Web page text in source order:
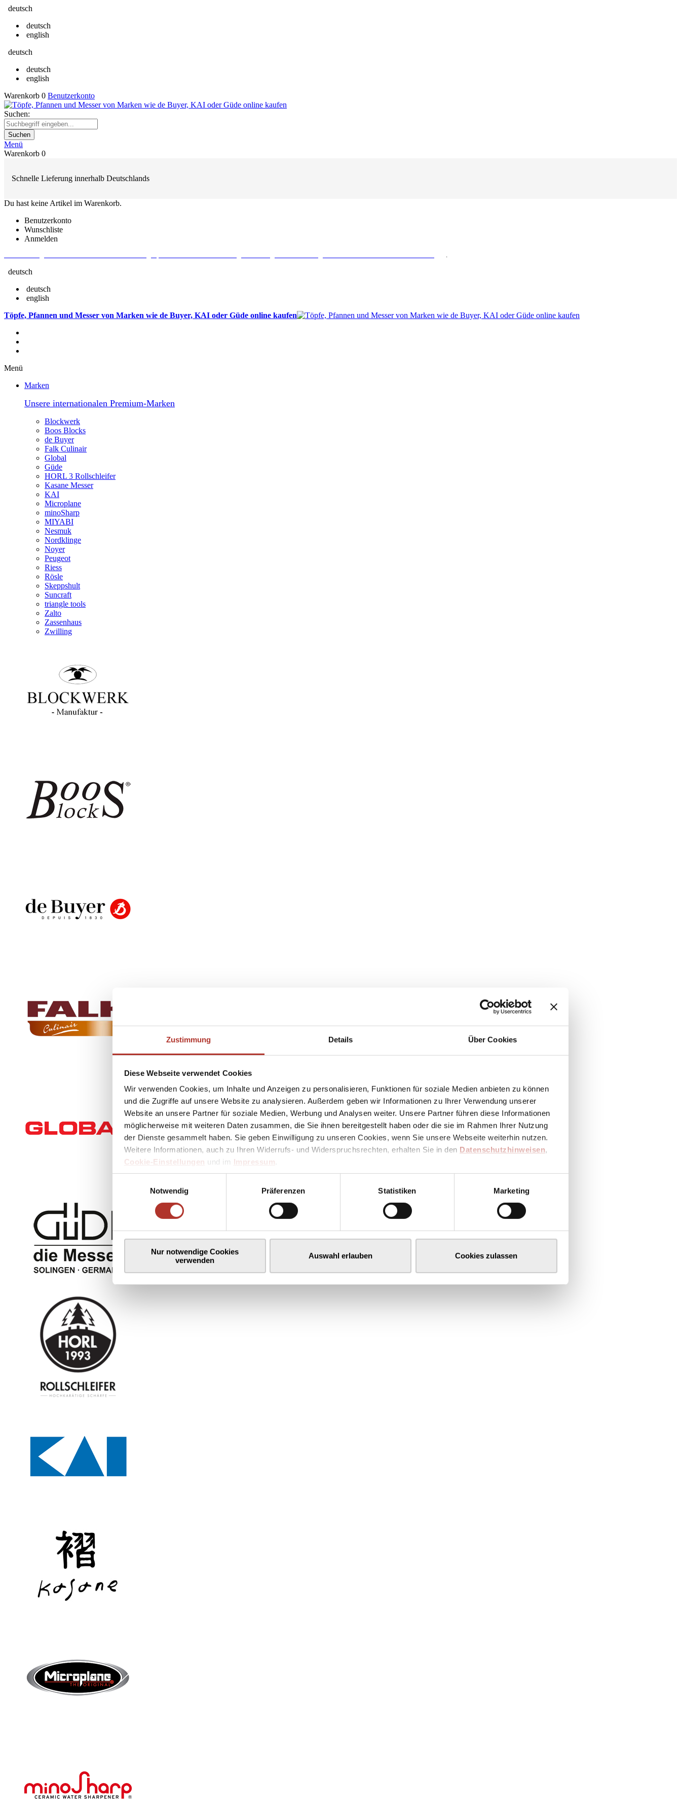
Zustimmung Details Über Cookies
Diese Webseite verwendet Cookies
Wir verwenden Cookies, um Inhalte und Anzeigen zu personalisieren, Funktionen für soziale Medien anbieten zu können
und die Zugriffe auf unsere Website zu analysieren. Außerdem geben wir Informationen zu Ihrer Verwendung unserer
Website an unsere Partner für soziale Medien, Werbung und Analysen weiter. Unsere Partner führen diese Informationen
möglicherweise mit weiteren Daten zusammen, die Sie ihnen bereitgestellt haben oder die sie im Rahmen Ihrer Nutzung
der Dienste gesammelt haben. Sie geben Einwilligung zu unseren Cookies, wenn Sie unsere Webseite weiterhin nutzen.
Weitere Informationen, auch zu Ihren Widerrufs- und Widerspruchsrechten, erhalten Sie in den Datenschutzhinweisen,
Cookie-Einstellungen und im Impressum
Notwendig
Präferenzen Statistiken Marketing
Nur notwendige Cookies
verwenden
Auswahl erlauben Cookies zulassen
deutsch
deutsch
english
deutsch
deutsch
english
Warenkorb 0 Benutzerkonto
Suchen:
Suchen
Menü
Warenkorb 0
Schnelle Lieferung innerhalb Deutschlands
Du hast keine Artikel im Warenkorb.
Benutzerkonto
Wunschliste
Anmelden
.
deutsch
deutsch
english
Töpfe, Pfannen und Messer von Marken wie de Buyer, KAI oder Güde online kaufen
Menü
Marken
Unsere internationalen Premium-Marken
Blockwerk
Boos Blocks
de Buyer
Falk Culinair
Global
Güde
HORL 3 Rollschleifer
Kasane Messer
KAI
Microplane
minoSharp
MIYABI
Nesmuk
Nordklinge
Noyer
Peugeot
Riess
Rösle
Skeppshult
Suncraft
triangle tools
Zalto
Zassenhaus
Zwilling